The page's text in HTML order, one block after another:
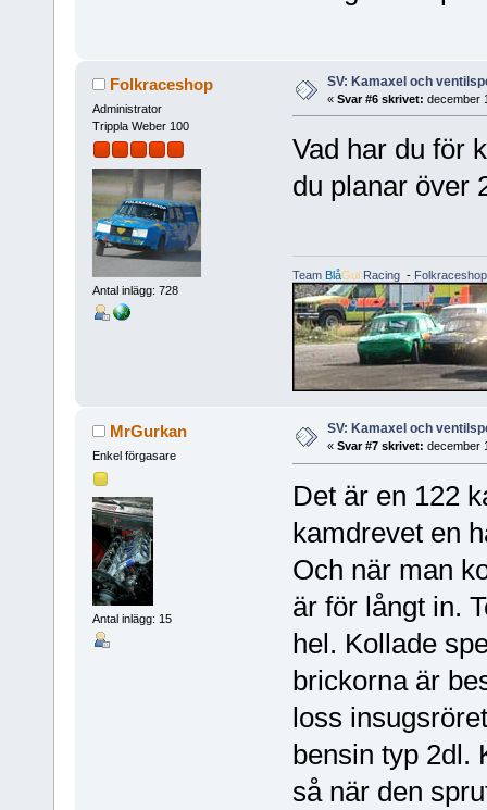
Folkraceshop
Administrator
Trippla Weber 100
Antal inlägg: 728
SV: Kamaxel och
« Svar #6 skrivet: december
Vad har du för
du planar över
Team BlåGul Racing- Folkraceshop
MrGurkan
Enkel förgasare
Antal inlägg: 15
SV: Kamaxel och
« Svar #7 skrivet: december
Det är en 122
kamdrevet en
Och när man
är för långt in.
hel. Kollade
brickorna är
loss
bensin typ 2dl.
så när den